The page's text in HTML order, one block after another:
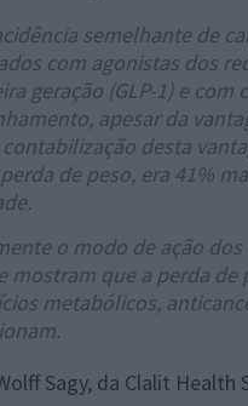
semelhante de
com agonistas dos
geração (GLP-1) e
apesar da
desta
de peso, era 41%
o modo de ação dos
mostram que a perda de
metabólicos,
Sagy, da Clalit Health